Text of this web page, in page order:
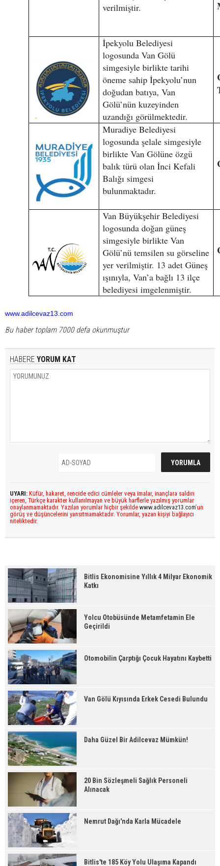
verilmiştir.
İpekyolu Belediyesi
logosunda Van Gölü
simgesiyle birlikte tarihi
öneme sahip İpekyolu’nun
doğudan batıya, Van
Gölü’nün kuzeyinden
uzandığı görülmektedir.
Muradiye Belediyesi
logosunda şelale simgesiyle
birlikte Van Gölüne özgü
balık türü olan İnci Kefali
Balığı simgesi
bulunmaktadır.
Van Büyükşehir Belediyesi
logosunda doğan güneş
simgesiyle birlikte Van
Gölü’nü temsilen su görseline
yer verilmiştir. 13 adet Güneş
ışınıyla, Van’a bağlı 13 ilçe
belediyesi imgelenmiştir.
www.adilcevaz13.com
Bu haber toplam 7000 defa okunmuştur
HABERE YORUM KAT
UYARI: Küfür, hakaret, rencide edici cümleler veya imalar, inançlara saldırı
içeren, Türkçe karakter kullanılmayan ve büyük harflerle yazılmış yorumlar
onaylanmamaktadır. Yazılan yorumlar hiçbir şekilde www.adilcevaz13.com’un
görüş ve düşüncelerini yansıtmamaktadır. Yorumlar, yazan kişiyi bağlayıcı
niteliktedir.
Bitlis Ekonomisine Yıllık 4 Milyar Ekonomik
Katkı
Yolcu Otobüsünde Metamfetamin Ele
Geçirildi
Otomobilin Çarptığı Çocuk Hayatını Kaybetti
Van Gölü Kıyısında Erkek Cesedi Bulundu
Daha Güzel Bir Adilcevaz Mümkün!
20 Bin Sözleşmeli Sağlık Personeli
Alınacak
Nemrut Dağı'nda Karla Mücadele
Bitlis'te 185 Köy Yolu Ulaşıma Kapandı